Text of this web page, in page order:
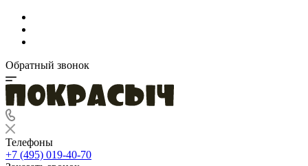
Обратный звонок
Телефоны
+7 (495) 019-40-70